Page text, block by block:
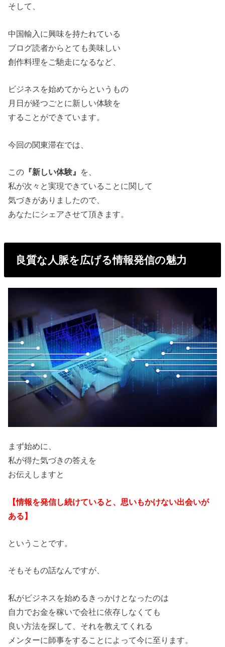
そして、
中国輸入に興味を持たれている
ブログ読者からとても美味しい
創作料理をご馳走になるなど、
ビジネスを始めてからというもの
月日が経つごとに新しい体験を
することができています。
今回の関東滞在では、
この 『新しい体験』 を、
私が次々と実現できていることに関して
気づきがありましたので、
あなたにシェアさせて頂きます。
良質な人脈を広げる情報発信の魅力
まず始めに、
私が得た気づきの答えを
お伝えしますと
【情報を発信し続けていると、思いもかけない出会いが
ある】
ということです。
そもそもの話なんですが、
私がビジネスを始めるきっかけとなったのは
自力でお金を稼いで会社に依存しなくても
良い方法を探して、それを教えてくれる
メンターに師事をすることによって今に至ります。